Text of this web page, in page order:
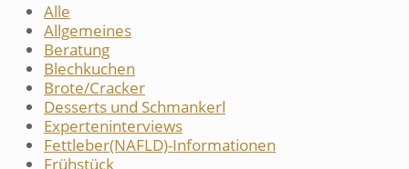
Alle
Allgemeines
Beratung
Blechkuchen
Brote/Cracker
Desserts und Schmankerl
Experteninterviews
Fettleber(NAFLD)-Informationen
Frühstück